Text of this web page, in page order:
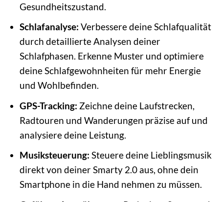
Gesundheitszustand.
Schlafanalyse: Verbessere deine Schlafqualität
durch detaillierte Analysen deiner
Schlafphasen. Erkenne Muster und optimiere
deine Schlafgewohnheiten für mehr Energie
und Wohlbefinden.
GPS-Tracking: Zeichne deine Laufstrecken,
Radtouren und Wanderungen präzise auf und
analysiere deine Leistung.
Musiksteuerung: Steuere deine Lieblingsmusik
direkt von deiner Smarty 2.0 aus, ohne dein
Smartphone in die Hand nehmen zu müssen.